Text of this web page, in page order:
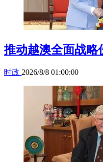
推动越澳全面战略
时政 2026/8/8 01:00:00